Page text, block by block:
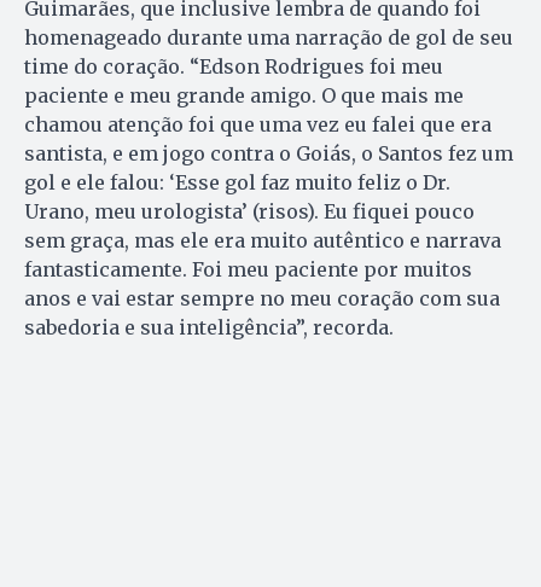
Guimarães, que inclusive lembra de quando foi
homenageado durante uma narração de gol de seu
time do coração. “Edson Rodrigues foi meu
paciente e meu grande amigo. O que mais me
chamou atenção foi que uma vez eu falei que era
santista, e em jogo contra o Goiás, o Santos fez um
gol e ele falou: ‘Esse gol faz muito feliz o Dr.
Urano, meu urologista’ (risos). Eu fiquei pouco
sem graça, mas ele era muito autêntico e narrava
fantasticamente. Foi meu paciente por muitos
anos e vai estar sempre no meu coração com sua
sabedoria e sua inteligência”, recorda.